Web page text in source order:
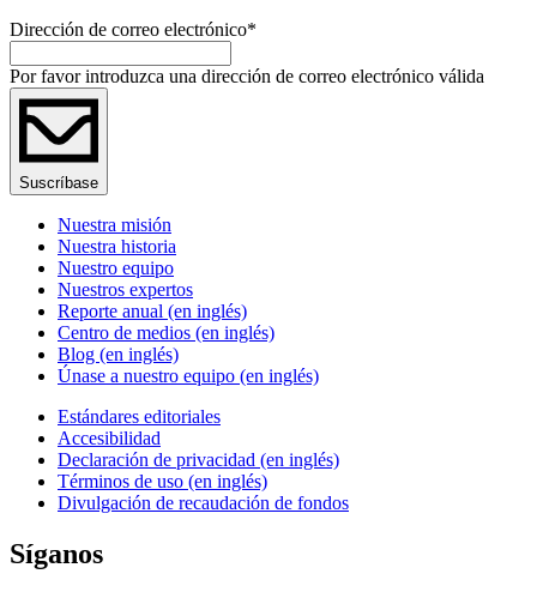
Dirección de correo electrónico*
Por favor introduzca una dirección de correo electrónico válida
Suscríbase
Nuestra misión
Nuestra historia
Nuestro equipo
Nuestros expertos
Reporte anual (en inglés)
Centro de medios (en inglés)
Blog (en inglés)
Únase a nuestro equipo (en inglés)
Estándares editoriales
Accesibilidad
Declaración de privacidad (en inglés)
Términos de uso (en inglés)
Divulgación de recaudación de fondos
Síganos